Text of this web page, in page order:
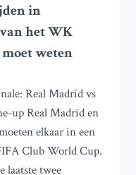
in
het WK
weten
Real Madrid vs
up Real Madrid en
elkaar in een
Club World Cup.
laatste twee